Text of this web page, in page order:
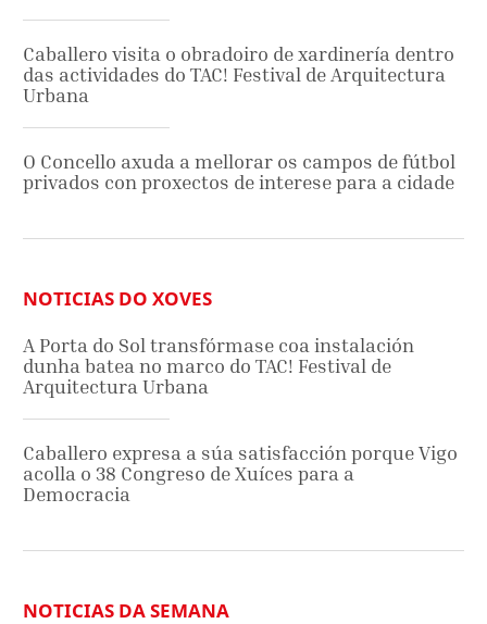
Caballero visita o obradoiro de xardinería dentro
das actividades do TAC! Festival de Arquitectura
Urbana
O Concello axuda a mellorar os campos de fútbol
privados con proxectos de interese para a cidade
NOTICIAS DO XOVES
A Porta do Sol transfórmase coa instalación
dunha batea no marco do TAC! Festival de
Arquitectura Urbana
Caballero expresa a súa satisfacción porque Vigo
acolla o 38 Congreso de Xuíces para a
Democracia
NOTICIAS DA SEMANA